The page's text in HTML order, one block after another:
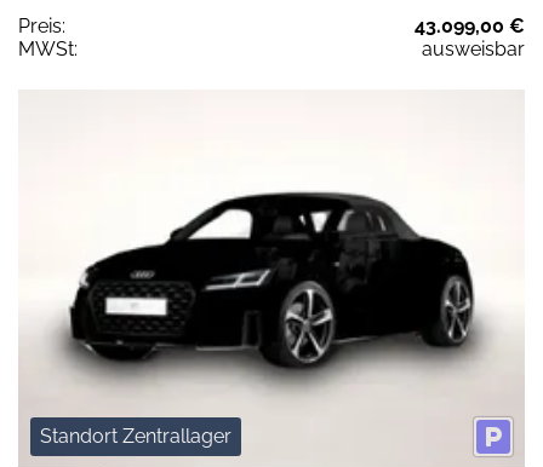
Preis:
43.099,00 €
MWSt:
ausweisbar
Standort Zentrallager